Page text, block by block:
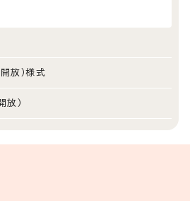
放）様式
放）